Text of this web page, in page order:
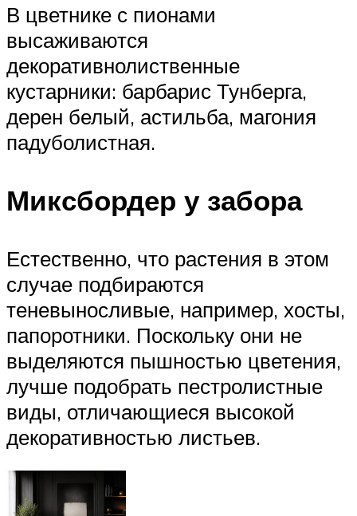
В цветнике с пионами
высаживаются
декоративнолиственные
кустарники: барбарис Тунберга,
дерен белый, астильба, магония
падуболистная.
Миксбордер у забора
Естественно, что растения в этом
случае подбираются
теневыносливые, например, хосты,
папоротники. Поскольку они не
выделяются пышностью цветения,
лучше подобрать пестролистные
виды, отличающиеся высокой
декоративностью листьев.